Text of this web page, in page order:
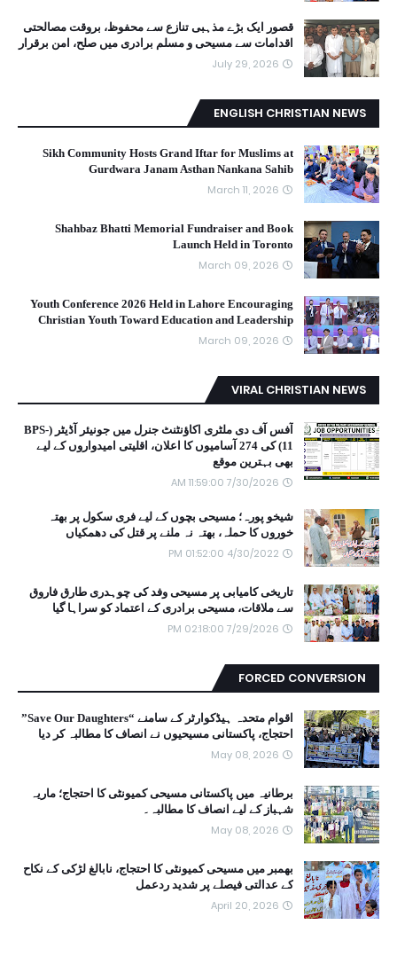
قصور ایک بڑے مذہبی تنازع سے محفوظ، بروقت مصالحتی
اقدامات سے مسیحی و مسلم برادری میں صلح، امن برقرار
July 29, 2026
ENGLISH CHRISTIAN NEWS
Sikh Community Hosts Grand Iftar for Muslims at
Gurdwara Janam Asthan Nankana Sahib
March 11, 2026
Shahbaz Bhatti Memorial Fundraiser and Book
Launch Held in Toronto
March 09, 2026
Youth Conference 2026 Held in Lahore Encouraging
Christian Youth Toward Education and Leadership
March 09, 2026
VIRAL CHRISTIAN NEWS
آفس آف دی ملٹری اکاؤنٹنٹ جنرل میں جونیئر آڈیٹر (BPS-
11) کی 274 آسامیوں کا اعلان، اقلیتی امیدواروں کے لیے
بھی بہترین موقع
7/30/2026 11:59:00 AM
شیخو پورہ؛ مسیحی بچوں کے لیے فری سکول پر بھتہ
خوروں کا حملہ، بھتہ نہ ملنے پر قتل کی دھمکیاں
4/30/2022 01:52:00 PM
تاریخی کامیابی پر مسیحی وفد کی چوہدری طارق فاروق
سے ملاقات، مسیحی برادری کے اعتماد کو سراہا گیا
7/29/2026 02:18:00 PM
FORCED CONVERSION
اقوام متحدہ ہیڈکوارٹر کے سامنے “Save Our Daughters”
احتجاج، پاکستانی مسیحیوں نے انصاف کا مطالبہ کر دیا
May 08, 2026
برطانیہ میں پاکستانی مسیحی کمیونٹی کا احتجاج؛ ماریہ
شہباز کے لیے انصاف کا مطالبہ۔
May 08, 2026
بھمبر میں مسیحی کمیونٹی کا احتجاج، نابالغ لڑکی کے نکاح
کے عدالتی فیصلے پر شدید ردعمل
April 20, 2026